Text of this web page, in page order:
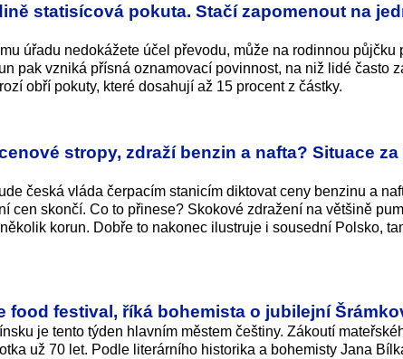
statisícová pokuta. Stačí zapomenout na
úřadu nedokážete účel převodu, může na rodinnou půjčku
pak vzniká přísná oznamovací povinnost, na niž lidé často
obří pokuty, které dosahují až 15 procent z částky.
stropy, zdraží benzin a nafta? Situace
česká vláda čerpacím stanicím diktovat ceny benzinu a
cen skončí. Co to přinese? Skokové zdražení na většině
korun. Dobře to nakonec ilustruje i sousední Polsko,
food festival, říká bohemista o jubilejní
je tento týden hlavním městem češtiny. Zákoutí
už 70 let. Podle literárního historika a bohemisty Jana